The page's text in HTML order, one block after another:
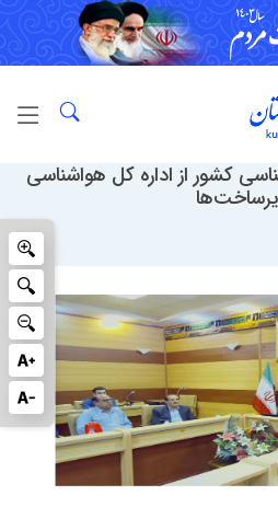
کشور از اداره کل هواشناسی